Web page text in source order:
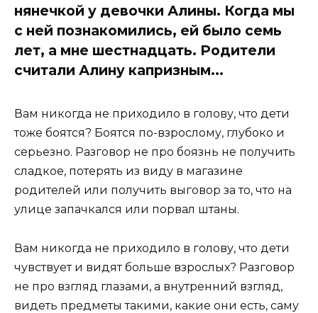
нянечкой у девочки Алины. Когда мы
с ней познакомились, ей было семь
лет, а мне шестнадцать. Родители
считали Алину капризным...
Вам никогда не приходило в голову, что дети
тоже боятся? Боятся по-взрослому, глубоко и
серьезно. Разговор не про боязнь не получить
сладкое, потерять из виду в магазине
родителей или получить выговор за то, что на
улице запачкался или порвал штаны.
Вам никогда не приходило в голову, что дети
чувствует и видят больше взрослых? Разговор
не про взгляд глазами, а внутренний взгляд,
видеть предметы такими, какие они есть, саму